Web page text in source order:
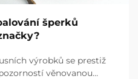
šperků
výrobků se prestiž
věnovanou